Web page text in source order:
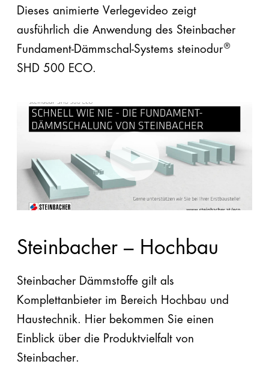
Alle
EPS
EPS
Automatenplatten
PE
Steinwolle
Dieses animierte Verlegevideo zeigt
ausführlich die Anwendung des Steinbacher
Fundament-Dämmschal-Systems steinodur®
SHD 500 ECO.
Steinbacher – Hochbau
Steinbacher Dämmstoffe gilt als
Komplettanbieter im Bereich Hochbau und
Haustechnik. Hier bekommen Sie einen
Einblick über die Produktvielfalt von
Steinbacher.